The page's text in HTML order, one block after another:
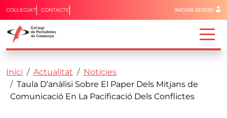
Vés al contingut
Capçalera
COL·LEGIA'T CONTACTE Menú del
INICIAR SESSIÓ
Fil d'ariadna
Inici Actualitat
Notícies
Taula D’anàlisi Sobre El Paper Dels Mitjans de
Comunicació En La Pacificació Dels Conflictes